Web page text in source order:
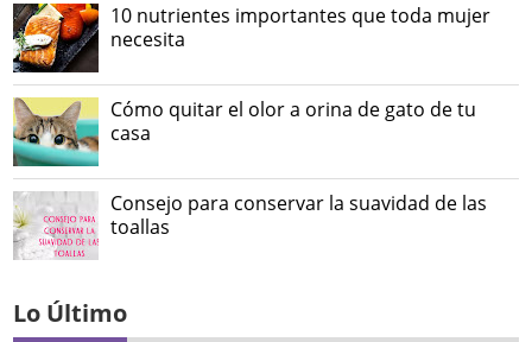
10 nutrientes importantes que toda mujer
necesita
Cómo quitar el olor a orina de gato de tu
casa
Consejo para conservar la suavidad de las
toallas
Lo Último